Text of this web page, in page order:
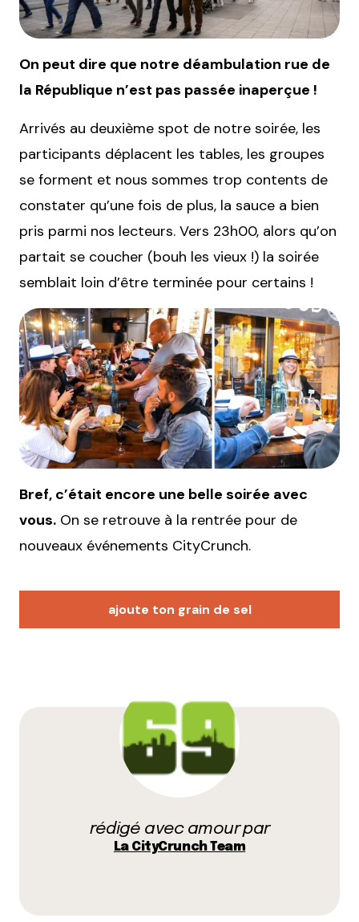
On peut dire que notre déambulation rue de
la République n’est pas passée inaperçue !
Arrivés au deuxième spot de notre soirée, les
participants déplacent les tables, les groupes
se forment et nous sommes trop contents de
constater qu’une fois de plus, la sauce a bien
pris parmi nos lecteurs. Vers 23h00, alors qu’on
partait se coucher (bouh les vieux !) la soirée
semblait loin d’être terminée pour certains !
Bref, c’était encore une belle soirée avec
vous. On se retrouve à la rentrée pour de
nouveaux événements CityCrunch.
ajoute ton grain de sel
Votre adresse e-mail ne sera pas publiée.
champs obligatoires sont indiqués avec
Prévenez-moi de tous les nouveaux commentaires
rédigé avec amour par
La CityCrunch Team